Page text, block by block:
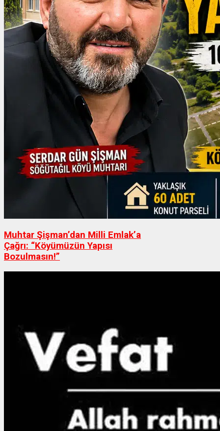
Muhtar Şişman’dan Milli Emlak’a
Çağrı: “Köyümüzün Yapısı
Bozulmasın!”